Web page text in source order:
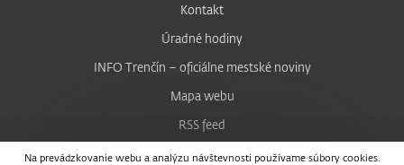
Na prevádzkovanie webu a analýzu návštevnosti používame súbory cookies.
Kontakt
Úradné hodiny
INFO Trenčín – oficiálne mestské noviny
Mapa webu
RSS feed
Nastavenie cookies